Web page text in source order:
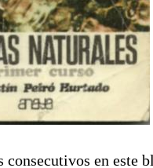
consecutivos en este